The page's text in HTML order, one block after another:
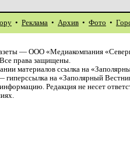
• Реклама • Архив • Фото •
— ООО «Медиакомпания
права защищены.
материалов ссылка на
на «Заполярный
Редакция не несет